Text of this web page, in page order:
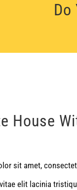
House
sit amet,
elit lacinia